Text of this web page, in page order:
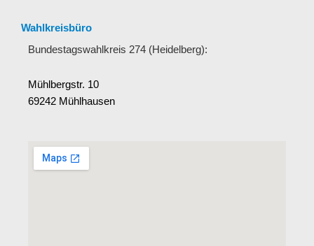
Wahlkreisbüro
Bundestagswahlkreis 274 (Heidelberg):
Mühlbergstr. 10
69242 Mühlhausen